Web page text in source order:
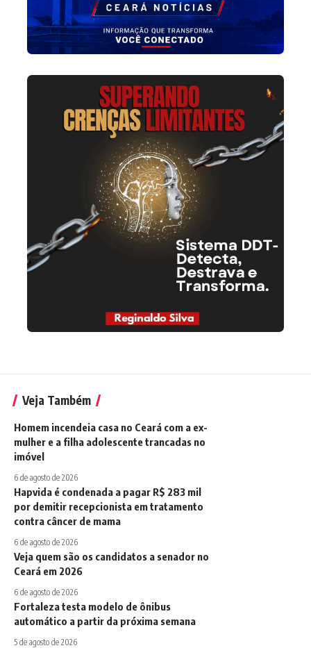
Veja Também
Homem incendeia casa no Ceará com a ex-
mulher e a filha adolescente trancadas no
imóvel
6 de agosto de 2026
Hapvida é condenada a pagar R$ 283 mil
por demitir recepcionista em tratamento
contra câncer de mama
6 de agosto de 2026
Veja quem são os candidatos a senador no
Ceará em 2026
6 de agosto de 2026
Fortaleza testa modelo de ônibus
automático a partir da próxima semana
5 de agosto de 2026